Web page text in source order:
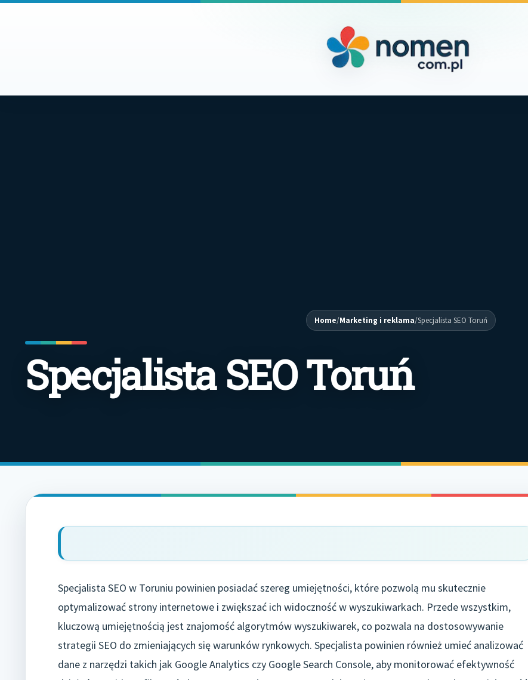
Home/Marketing i reklama/Specjalista SEO Toruń
Specjalista SEO Toruń
Specjalista SEO w Toruniu powinien posiadać szereg umiejętności, które pozwolą mu skutecznie
optymalizować strony internetowe i zwiększać ich widoczność w wyszukiwarkach. Przede wszystkim,
kluczową umiejętnością jest znajomość algorytmów wyszukiwarek, co pozwala na dostosowywanie
strategii SEO do zmieniających się warunków rynkowych. Specjalista powinien również umieć analizować
dane z narzędzi takich jak Google Analytics czy Google Search Console, aby monitorować efektywność